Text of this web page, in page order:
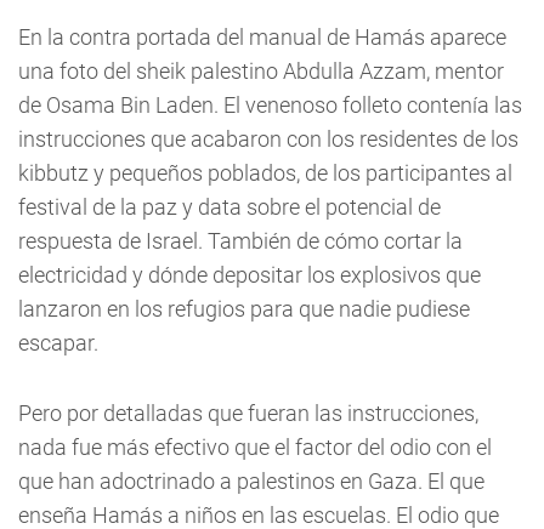
En la contra portada del manual de Hamás aparece
una foto del sheik palestino Abdulla Azzam, mentor
de Osama Bin Laden. El venenoso folleto contenía las
instrucciones que acabaron con los residentes de los
kibbutz y pequeños poblados, de los participantes al
festival de la paz y data sobre el potencial de
respuesta de Israel. También de cómo cortar la
electricidad y dónde depositar los explosivos que
lanzaron en los refugios para que nadie pudiese
escapar.
Pero por detalladas que fueran las instrucciones,
nada fue más efectivo que el factor del odio con el
que han adoctrinado a palestinos en Gaza. El que
enseña Hamás a niños en las escuelas. El odio que